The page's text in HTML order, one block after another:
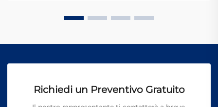
Richiedi un Preventivo Gratuito